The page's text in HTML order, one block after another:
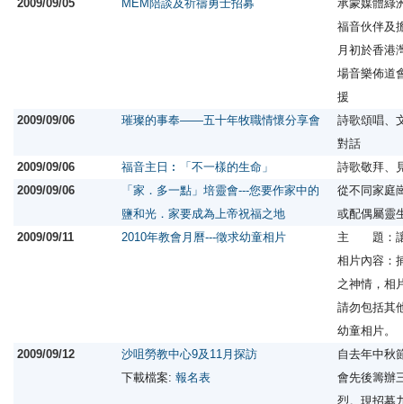
2009/09/05
MEM陪談及祈禱勇士招募
承蒙媒體綠
福音伙伴及
月初於香港
場音樂佈道
援
2009/09/06
璀璨的事奉——五十年牧職情懷分享會
詩歌頌唱、
對話
2009/09/06
福音主日︰「不一樣的生命」
詩歌敬拜、
2009/09/06
「家．多一點」培靈會---您要作家中的
鹽和光．家要成為上帝祝福之地
從不同家庭
或配偶屬靈
2009/09/11
2010年教會月曆---徵求幼童相片
主 題：讓
相片內容：
之神情，相
請勿包括其
幼童相片。
2009/09/12
沙咀勞教中心9及11月探訪
下載檔案: 報名表
自去年中秋
會先後籌辦
烈。現招募